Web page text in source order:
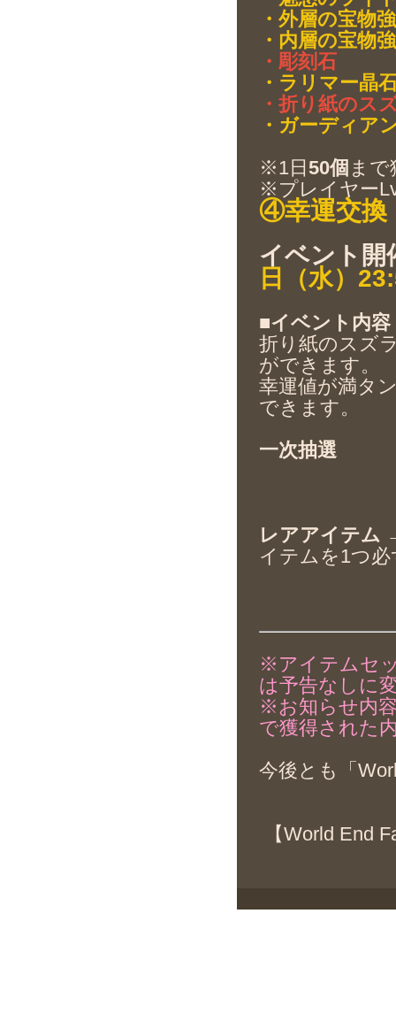
・外層の宝物
・内層の宝物
・彫刻石
・ラリマー晶
・折り紙のス
・ガーディア
※1日50個 ま
※プレイヤー
④幸運交換
イベント開
日（水）
■イベント内容
折り紙のスズ
ができます。
幸運値が満タ
できます。
一次抽選
レアアイテム
イテムを1つ必
※アイテムセ
は予告なしに
※お知らせ内
で獲得された
今後とも「
【World End